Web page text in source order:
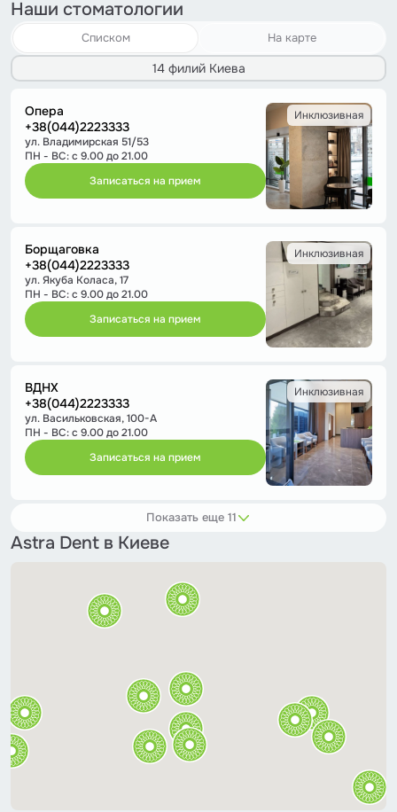
Наши стоматологии
Списком На карте
14 филий Киева
Опера
+38(044)2223333
ул. Владимирская 51/53
ПН - ВС: с 9.00 до 21.00
Записаться на прием
Инклюзивная
Борщаговка
+38(044)2223333
ул. Якуба Коласа, 17
ПН - ВС: с 9.00 до 21.00
Записаться на прием
Инклюзивная
ВДНХ
+38(044)2223333
ул. Васильковская, 100-А
ПН - ВС: с 9.00 до 21.00
Записаться на прием
Инклюзивная
Показать еще 11
Astra Dent в Киеве